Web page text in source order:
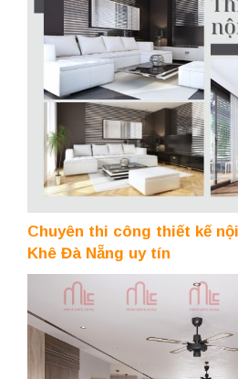
Chuyên thi công thiết kế
Khê Đà Nẵng uy tín